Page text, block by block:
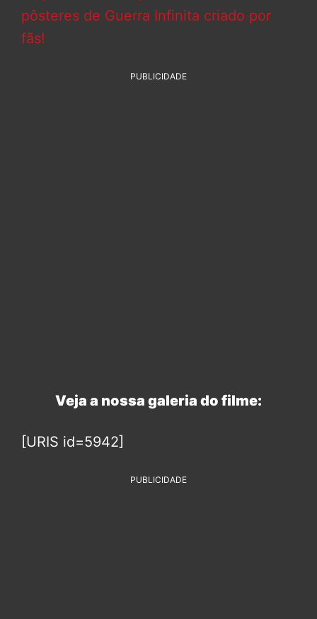
pôsteres de Guerra Infinita criado por
fãs!
PUBLICIDADE
Veja a nossa galeria do filme:
[URIS id=5942]
PUBLICIDADE